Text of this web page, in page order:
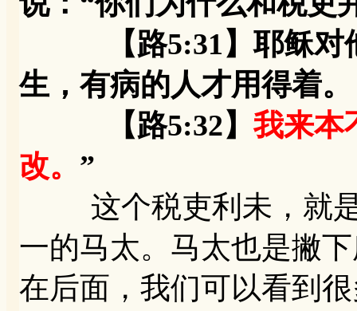
【路5:31】耶稣对他
生，有病的人才用得着。
【路5:32】 我来本
改。 ”
这个税吏利未，就是
一的马太。马太也是撇
在后面，我们可以看到